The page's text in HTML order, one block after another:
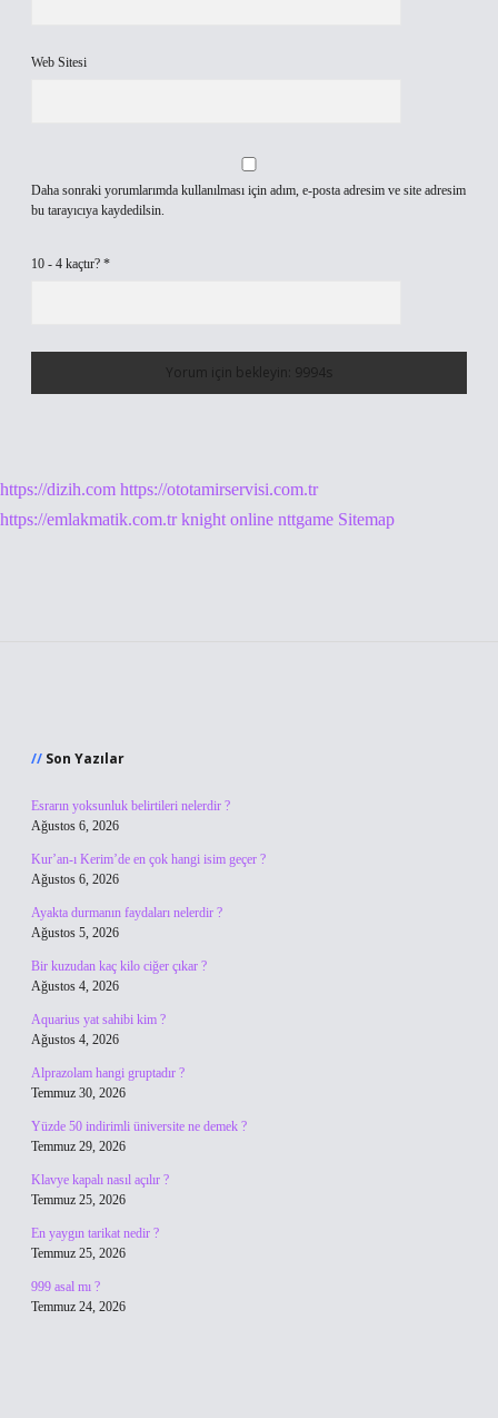
Web Sitesi
Daha sonraki yorumlarımda kullanılması için adım, e-posta adresim ve site adresim
bu tarayıcıya kaydedilsin.
10 - 4 kaçtır? *
https://dizih.com https://ototamirservisi.com.tr
https://emlakmatik.com.tr knight online nttgame Sitemap
Son Yazılar
Esrarın yoksunluk belirtileri nelerdir ?
Ağustos 6, 2026
Kur’an-ı Kerim’de en çok hangi isim geçer ?
Ağustos 6, 2026
Ayakta durmanın faydaları nelerdir ?
Ağustos 5, 2026
Bir kuzudan kaç kilo ciğer çıkar ?
Ağustos 4, 2026
Aquarius yat sahibi kim ?
Ağustos 4, 2026
Alprazolam hangi gruptadır ?
Temmuz 30, 2026
Yüzde 50 indirimli üniversite ne demek ?
Temmuz 29, 2026
Klavye kapalı nasıl açılır ?
Temmuz 25, 2026
En yaygın tarikat nedir ?
Temmuz 25, 2026
999 asal mı ?
Temmuz 24, 2026